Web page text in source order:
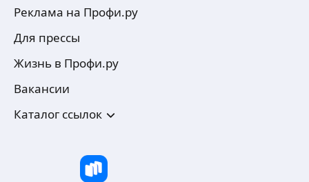
Реклама на Профи.ру
Для прессы
Жизнь в Профи.ру
Вакансии
Каталог ссылок